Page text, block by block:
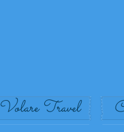
Volare Travel